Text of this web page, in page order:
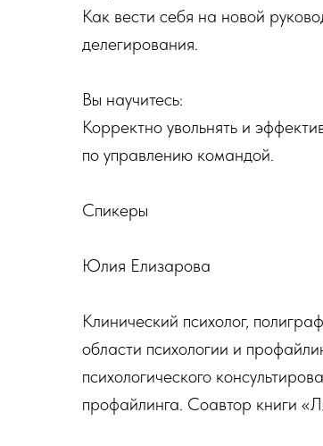
Как вести себя на новой
делегирования.
Вы научитесь:
Корректно увольнять и
по управлению командой.
Спикеры
Юлия Елизарова
Клинический психолог,
области психологии и
психологического
профайлинга. Соавтор книги